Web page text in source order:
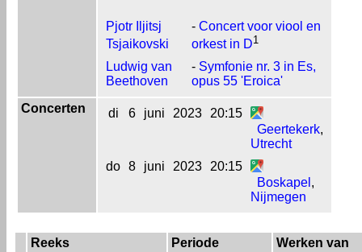
Pjotr Iljitsj
Tsjaikovski
- Concert voor viool en
orkest in D1
Ludwig van
Beethoven
- Symfonie nr. 3 in Es,
opus 55 'Eroica'
Concerten
di 6 juni 2023
20:15
Geertekerk,
Utrecht
do 8 juni 2023
20:15
Boskapel ,
Nijmegen
Reeks Periode
Werken van